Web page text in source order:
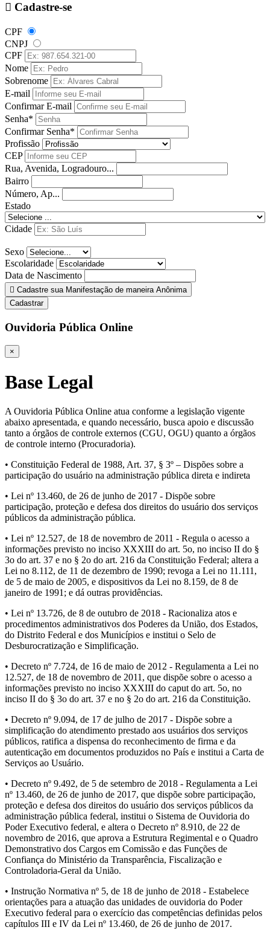
Cadastre-se
CPF
CNPJ
CPF
Nome
Sobrenome
E-mail
Confirmar E-mail
Senha*
Confirmar Senha*
Profissão
CEP
Rua, Avenida, Logradouro...
Bairro
Número, Ap...
Estado
Cidade
Sexo
Escolaridade
Data de Nascimento
Cadastre sua Manifestação de maneira Anônima
Cadastrar
Ouvidoria Pública Online
×
Base Legal
A Ouvidoria Pública Online atua conforme a legislação vigente
abaixo apresentada, e quando necessário, busca apoio e discussão
tanto a órgãos de controle externos (CGU, OGU) quanto a órgãos
de controle interno (Procuradoria).
• Constituição Federal de 1988, Art. 37, § 3º – Dispões sobre a
participação do usuário na administração pública direta e indireta
• Lei nº 13.460, de 26 de junho de 2017 - Dispõe sobre
participação, proteção e defesa dos direitos do usuário dos serviços
públicos da administração pública.
• Lei nº 12.527, de 18 de novembro de 2011 - Regula o acesso a
informações previsto no inciso XXXIII do art. 5o, no inciso II do §
3o do art. 37 e no § 2o do art. 216 da Constituição Federal; altera a
Lei no 8.112, de 11 de dezembro de 1990; revoga a Lei no 11.111,
de 5 de maio de 2005, e dispositivos da Lei no 8.159, de 8 de
janeiro de 1991; e dá outras providências.
• Lei nº 13.726, de 8 de outubro de 2018 - Racionaliza atos e
procedimentos administrativos dos Poderes da União, dos Estados,
do Distrito Federal e dos Municípios e institui o Selo de
Desburocratização e Simplificação.
• Decreto nº 7.724, de 16 de maio de 2012 - Regulamenta a Lei no
12.527, de 18 de novembro de 2011, que dispõe sobre o acesso a
informações previsto no inciso XXXIII do caput do art. 5o, no
inciso II do § 3o do art. 37 e no § 2o do art. 216 da Constituição.
• Decreto nº 9.094, de 17 de julho de 2017 - Dispõe sobre a
simplificação do atendimento prestado aos usuários dos serviços
públicos, ratifica a dispensa do reconhecimento de firma e da
autenticação em documentos produzidos no País e institui a Carta de
Serviços ao Usuário.
• Decreto nº 9.492, de 5 de setembro de 2018 - Regulamenta a Lei
nº 13.460, de 26 de junho de 2017, que dispõe sobre participação,
proteção e defesa dos direitos do usuário dos serviços públicos da
administração pública federal, institui o Sistema de Ouvidoria do
Poder Executivo federal, e altera o Decreto nº 8.910, de 22 de
novembro de 2016, que aprova a Estrutura Regimental e o Quadro
Demonstrativo dos Cargos em Comissão e das Funções de
Confiança do Ministério da Transparência, Fiscalização e
Controladoria-Geral da União.
• Instrução Normativa nº 5, de 18 de junho de 2018 - Estabelece
orientações para a atuação das unidades de ouvidoria do Poder
Executivo federal para o exercício das competências definidas pelos
capítulos III e IV da Lei nº 13.460, de 26 de junho de 2017.